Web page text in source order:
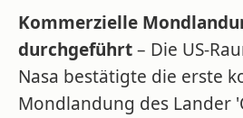
Kommerzielle
durchgeführt– Die US-
Nasa bestätigte die erste
Mondlandung des Lander